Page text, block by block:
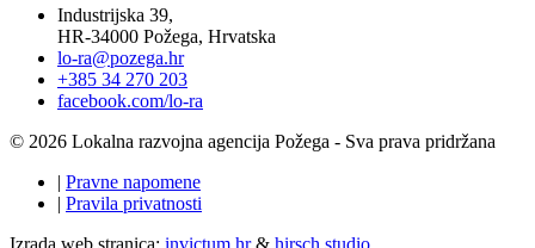
Industrijska 39,
HR-34000 Požega, Hrvatska
lo-ra@pozega.hr
+385 34 270 203
facebook.com/lo-ra
© 2026 Lokalna razvojna agencija Požega - Sva prava pridržana
| Pravne napomene
| Pravila privatnosti